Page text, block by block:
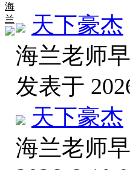
海
兰
天下豪杰
海兰老师
发表于
天下豪杰
海兰老师